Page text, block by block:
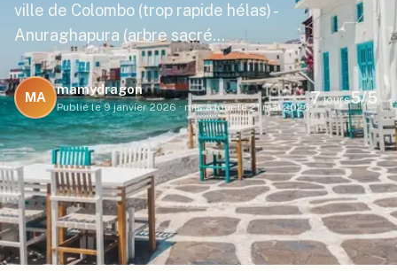
ville de Colombo (trop rapide hélas) -
Anuraghapura (arbre sacré…
MA
mamydragon
Publié le 9 janvier 2026·mis à jour le 21 mai 2026
7jours5/5